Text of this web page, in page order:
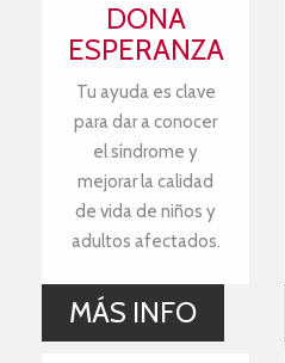
DONA
ESPERANZA
Tu ayuda es clave
para dar a conocer
el síndrome y
mejorar la calidad
de vida de niños y
adultos afectados.
MÁS INFO